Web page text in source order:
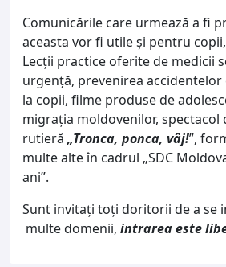
Comunicările care urmează a fi
aceasta vor fi utile și pentru
Lecții practice oferite de medicii
urgență, prevenirea
la copii, filme produse de
migrația moldovenilor, spectacol
rutieră „Tronca, ponca, vâj!”,
multe alte în cadrul „SDC
ani”.
Sunt invitați toți doritorii de a se
multe domenii, intrarea este